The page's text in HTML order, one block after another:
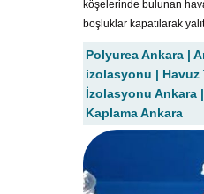
köşelerinde bulunan
boşluklar kapatılarak
Polyurea Ankara |
izolasyonu | Havuz
İzolasyonu Ankara
Kaplama Ankara